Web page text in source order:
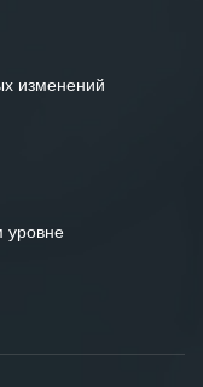
изменений
уровне